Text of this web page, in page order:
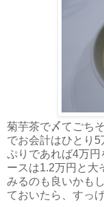
菊芋茶で〆てごち
でお会計はひとり
ぷりであれば4万円
ースは1.2万円と大
みるのも良いかも
ておいたら、すっ